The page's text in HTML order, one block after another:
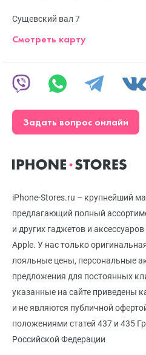
iPhone-Stores.ru – крупнейший
предлагающий полный
и других гаджетов и
Apple. У нас только
лояльные цены, персональные
предложения для постоянных
указанные на сайте приведены
и не являются публичной
положениями статей 437 и 435
Российской Федерации
Сущевский вал 7
Смотреть карту
Задать вопрос онлайн